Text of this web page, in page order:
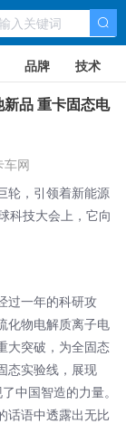
品牌 技术
品 重卡固态电
车网
轮，引领着新能源
科技大会上，它向
过一年的科研攻
化物电解质离子电
大突破，为全固态
态实验线，展现
中国智造的力量。
话语中透露出无比